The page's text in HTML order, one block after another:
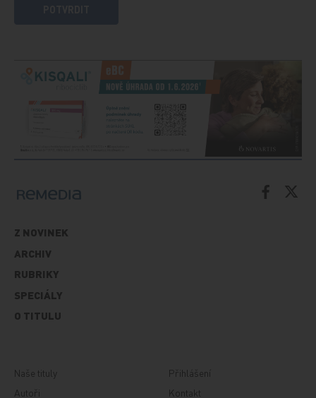
Z NOVINEK
ARCHIV
RUBRIKY
SPECIÁLY
O TITULU
Naše tituly
Autoři
Přihlášení
Kontakt